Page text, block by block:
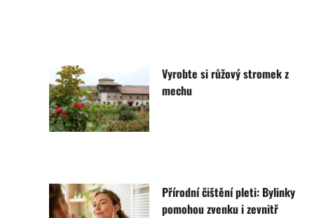
Vyrobte si růžový stromek z
mechu
Přírodní čištění pleti: Bylinky
pomohou zvenku i zevnitř